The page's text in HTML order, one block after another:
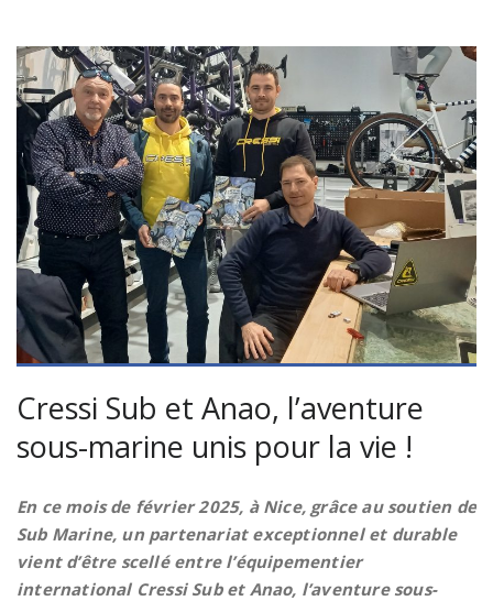
Cressi Sub et Anao, l’aventure
sous-marine unis pour la vie !
En ce mois de février 2025, à Nice, grâce au soutien de
Sub Marine, un partenariat exceptionnel et durable
vient d’être scellé entre l’équipementier
international Cressi Sub et Anao, l’aventure sous-